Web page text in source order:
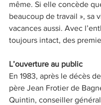
même. Si elle concède
beaucoup de travail », sa
vacances aussi. Avec
toujours intact, des
L’ouverture au public
En 1983, après le décès
père Jean Frotier de
Quintin, conseiller